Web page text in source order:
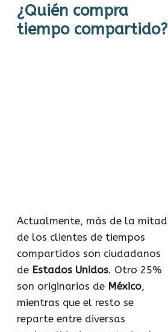
¿Quién compra
tiempo compartido?
Actualmente, más de la mitad
de los clientes de tiempos
compartidos son ciudadanos
de Estados Unidos. Otro 25%
son originarios de México,
mientras que el resto se
reparte entre diversas